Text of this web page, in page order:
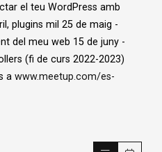
el teu WordPress amb
plugins mil 25 de maig -
del meu web 15 de juny -
(fi de curs 2022-2023)
a www.meetup.com/es-